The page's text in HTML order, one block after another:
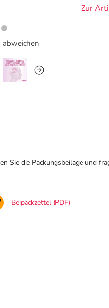
abweichen
Zur
Sie die Packungsbeilage und
Beipackzettel (PDF)